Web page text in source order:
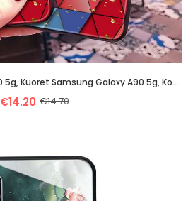
Kuori Samsung Galaxy A90 5g, Kuoret Samsung Galaxy A90 5g, Kotelo Samsung Galaxy A90 5g Suuntaus Las
€14.20 €14.70